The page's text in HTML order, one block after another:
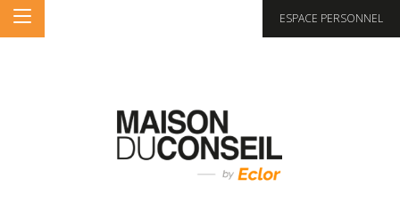
ESPACE PERSONNEL